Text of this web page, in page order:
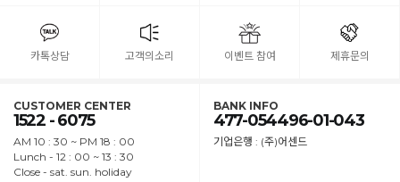
카톡상담 고객의소리 이벤트 참여 제휴문의
CUSTOMER CENTER
1522 - 6075
AM 10 : 30 ~ PM 18 : 00
Lunch - 12 : 00 ~ 13 : 30
Close - sat. sun. holiday
BANK INFO
477-054496-01-043
기업은행 : (주)어센드